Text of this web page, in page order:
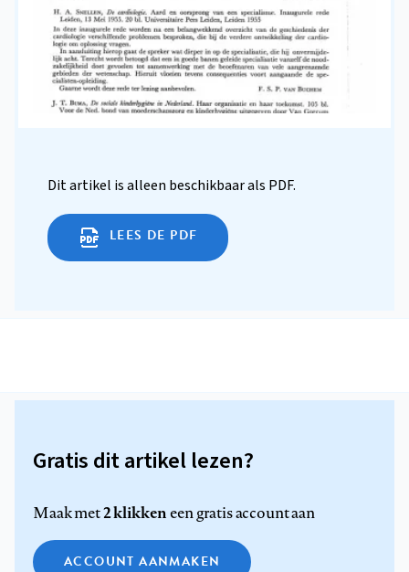
Dit artikel is alleen beschikbaar als PDF.
LEES DE PDF
Gratis dit artikel lezen?
Maak met2 klikkeneen gratis account aan
ACCOUNT AANMAKEN